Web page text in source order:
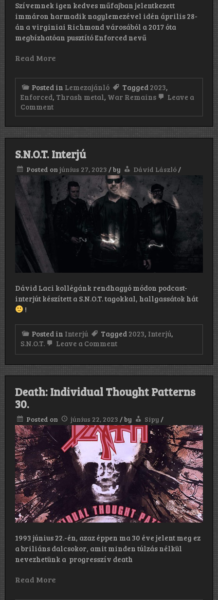
Szívemnek igen kedves műfajban jelentkezett
immáron harmadik nagylemezével idén április 28-
án a virginiai Richmond városából a 2017 óta
megbízhatóan pusztító Enforced nevű
Read More
Posted in Lemezajánló Tagged 2023,
Enforced, Thrash metal, War Remains
Leave a
Commenton
Enforced:
(2023)
S.N.O.T. Interjú
Posted on június 27, 2023 /by Dávid László /
Dávid Laci kollégánk rendhagyó módon podcast-
interjút készített a S.N.O.T. tagokkal, hallgassátok hát
!
Posted in Interjú Tagged 2023, Interjú,
S.N.O.T.
Leave a Commenton
Death: Individual Thought Patterns
30.
Posted on június 22, 2023 /by Sipy /
1993 június 22.-én, azaz éppen ma 30 éve jelent meg ez
a briliáns dalcsokor, amit minden túlzás nélkül
nevezhetünk a progresszív death
Read More